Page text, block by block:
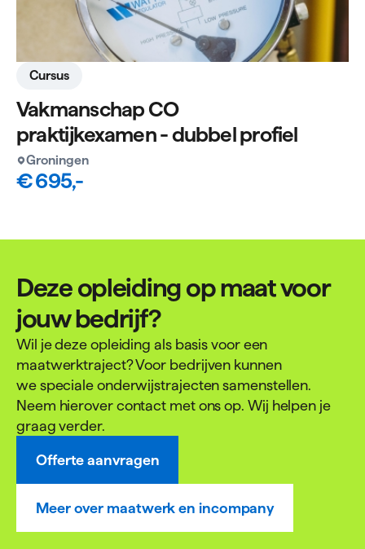
Vakmanschap CO
praktijkexamen - dubbel profiel
Cursus
Groningen
€ 695,-
Deze opleiding op maat voor
jouw bedrijf?
Wil je deze opleiding als basis voor een
maatwerktraject? Voor bedrijven kunnen
we speciale onderwijstrajecten samenstellen.
Neem hierover contact met ons op. Wij helpen je
graag verder.
Offerte aanvragen
Meer over maatwerk en incompany